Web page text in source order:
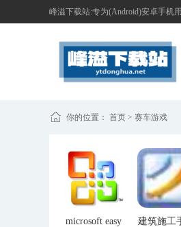
峰溢下载站:专为(Android)安卓手机
你的位置： 首页 > 赛车游戏
microsoft easy
建筑施工